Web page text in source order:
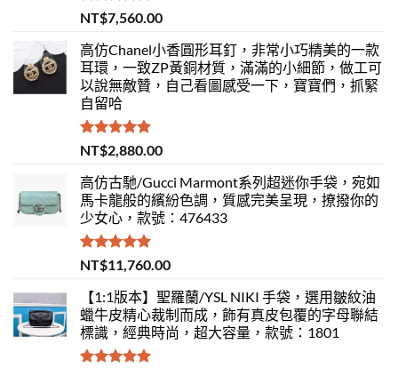
評分 5.00
滿分 5
NT$7,560.00
高仿Chanel小香圓形耳釘，非常小巧精美的一款
耳環，一致ZP黃銅材質，滿滿的小細節，做工可
以說無敵贊，自己看圖感受一下，寶寶們，抓緊
自留哈
評分 5.00
滿分 5
NT$2,880.00
高仿古馳/Gucci Marmont系列超迷你手袋，宛如
馬卡龍般的繽紛色調，質感完美呈現，撩撥你的
少女心，款號：476433
評分5.00
滿分 5
NT$11,760.00
【1:1版本】聖羅蘭/YSL NIKI 手袋，選用皺紋油
蠟牛皮精心裁制而成，飾有真皮包覆的字母聯結
標識，經典時尚，超大容量，款號：1801